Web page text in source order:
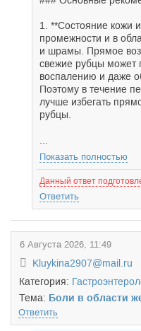
1. **Состояние кожи
промежности и в
и шрамы. Прямое
свежие рубцы может
воспалению и даже
Поэтому в течение
лучше избегать
рубцы.
Показать полностью
Данный ответ
Ответить
6 Августа 2026, 11:49
Kluykina2907@mail.ru
Категория:
Тема: Боли в области
Ответить